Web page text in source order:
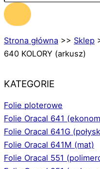
Strona główna >> Sklep
640 KOLORY (arkusz)
KATEGORIE
Folie ploterowe
Folie Oracal 641
Folie Oracal 641G
Folie Oracal 641M (mat)
Folie Oracal 551